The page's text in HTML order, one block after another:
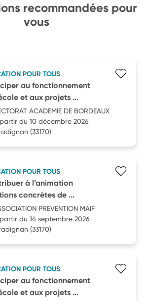
recommandées pour
vous
POUR TOUS
au fonctionnement
et aux projets ...
ACADEMIE DE BORDEAUX
du 10 décembre 2026
(33170)
POUR TOUS
à l’animation
concrètes de ...
PREVENTION MAIF
du 14 septembre 2026
(33170)
POUR TOUS
au fonctionnement
et aux projets ...